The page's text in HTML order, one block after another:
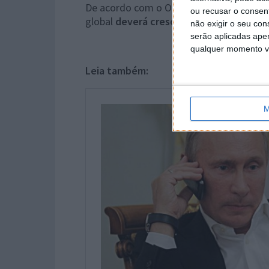
ou recusar o
não exigir o seu
serão aplicadas
qualquer momento
De acordo com o Organismo
global deverá crescer 155% até 2050,
Leia também: